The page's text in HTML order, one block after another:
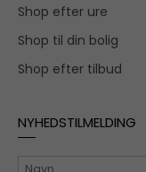
Shop efter ure
Shop til din bolig
Shop efter tilbud
NYHEDSTILMELDING